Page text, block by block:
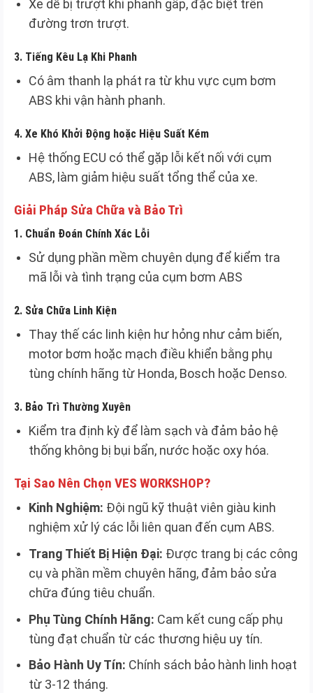
Xe dễ bị trượt khi phanh gấp, đặc biệt trên
đường trơn trượt.
3. Tiếng Kêu Lạ Khi Phanh
Có âm thanh lạ phát ra từ khu vực cụm bơm
ABS khi vận hành phanh.
4. Xe Khó Khởi Động hoặc Hiệu Suất Kém
Hệ thống ECU có thể gặp lỗi kết nối với cụm
ABS, làm giảm hiệu suất tổng thể của xe.
Giải Pháp Sửa Chữa và Bảo Trì
1. Chuẩn Đoán Chính Xác Lỗi
Sử dụng phần mềm chuyên dụng để kiểm tra
mã lỗi và tình trạng của cụm bơm ABS
2. Sửa Chữa Linh Kiện
Thay thế các linh kiện hư hỏng như cảm biến,
motor bơm hoặc mạch điều khiển bằng phụ
tùng chính hãng từ Honda, Bosch hoặc Denso.
3. Bảo Trì Thường Xuyên
Kiểm tra định kỳ để làm sạch và đảm bảo hệ
thống không bị bụi bẩn, nước hoặc oxy hóa.
Tại Sao Nên Chọn VES WORKSHOP?
Kinh Nghiệm: Đội ngũ kỹ thuật viên giàu kinh
nghiệm xử lý các lỗi liên quan đến cụm ABS.
Trang Thiết Bị Hiện Đại: Được trang bị các công
cụ và phần mềm chuyên hãng, đảm bảo sửa
chữa đúng tiêu chuẩn.
Phụ Tùng Chính Hãng: Cam kết cung cấp phụ
tùng đạt chuẩn từ các thương hiệu uy tín.
Bảo Hành Uy Tín: Chính sách bảo hành linh hoạt
từ 3-12 tháng.